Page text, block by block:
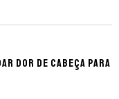
dor de cabeça para